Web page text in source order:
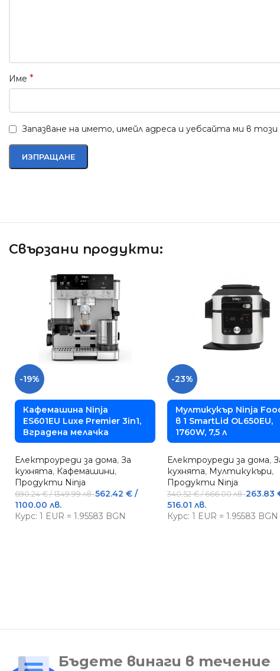
Име *
Запазване на името, имейл адреса и уебсайта ми в
Свързани продукти:
-19%
Кафемашина Ninja
ES601EU Luxe Premier 3in1,
Вградена мелачка
Електроуреди за дома, За
кухнята, Кафемашини,
Продукти Ninja
690.24€/ 1349.99 лв.562.42 € /
1100.00 лв.
Курс: 1 EUR = 1.95583 BGN
-23%
Мултикукър Ninja
в 1 SmartLid OL650EU,
1760W, 7,5 л
Електроуреди за дома,
кухнята, Мултикукъри,
Продукти Ninja
340.52€/ 666.00 лв.263.83
516.01 лв.
Курс: 1 EUR = 1.95583 BGN
Бъдете винаги в течение